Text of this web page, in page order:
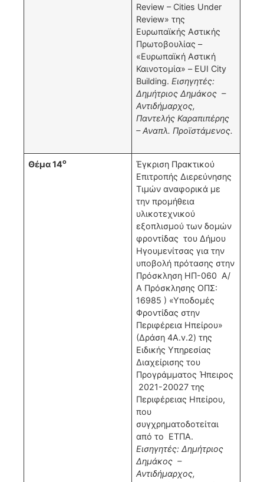
Review – Cities Under
Review» της
Ευρωπαϊκής Αστικής
Πρωτοβουλίας –
«Ευρωπαϊκή Αστική
Καινοτομία» – EUI City
Building.Εισηγητές:
Δημήτριος Δημάκος –
Αντιδήμαρχος,
Παντελής Καραπιπέρης
– Αναπλ. Προϊστάμενος.
Θέμα 14ο
Έγκριση Πρακτικού
Επιτροπής Διερεύνησης
Τιμών αναφορικά με
την προμήθεια
υλικοτεχνικού
εξοπλισμού των δομών
φροντίδας του Δήμου
Ηγουμενίτσας για την
υποβολή πρότασης στην
Πρόσκληση ΗΠ-060 Α/
Α Πρόσκλησης ΟΠΣ:
16985 ) «Υποδομές
Φροντίδας στην
Περιφέρεια Ηπείρου»
(Δράση 4Α.v.2) της
Ειδικής Υπηρεσίας
Διαχείρισης του
Προγράμματος Ήπειρος
2021-20027 της
Περιφέρειας Ηπείρου,
που
συγχρηματοδοτείται
από το ΕΤΠΑ.
Εισηγητές: Δημήτριος
Δημάκος –
Αντιδήμαρχος,